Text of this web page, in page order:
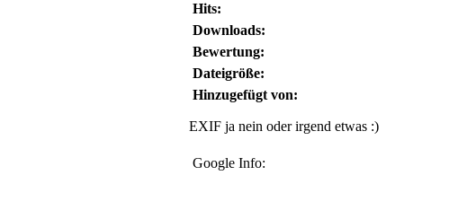
Hits:
Downloads:
Bewertung:
Dateigröße:
Hinzugefügt von:
EXIF ja nein oder irgend etwas :)
Google Info: